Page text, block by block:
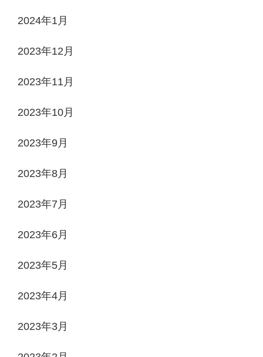
2024年1月
2023年12月
2023年11月
2023年10月
2023年9月
2023年8月
2023年7月
2023年6月
2023年5月
2023年4月
2023年3月